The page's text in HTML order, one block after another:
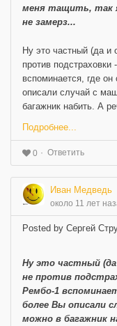
меня тащить, так я
не замерз...
Ну это частный (да и
против
вспоминается, где
описали случай с
багажник набить. А
Подробнее...
0 Ответить
Иван Медведь
около 11 лет
Posted by Сергей
Ну это частный
не против
Рембо-1
более Вы описали
можно в багажник